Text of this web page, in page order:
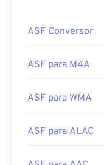
ASF Conversor
ASF para M4A
ASF para WMA
ASF para ALAC